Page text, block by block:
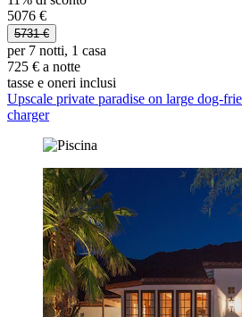
5076 €
5731 €
per 7 notti, 1 casa
725 € a notte
tasse e oneri inclusi
Upscale private paradise on large dog-
charger